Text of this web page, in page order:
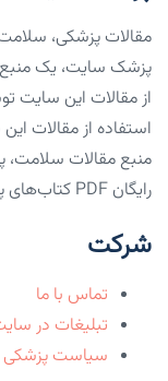
مقالات پزشکی،
پزشک سایت، یک
از مقالات این سایت
استفاده از مقالات
منبع مقالات سلامت،
رایگان PDF کتاب‌های پزشکی.
شرکت
تماس با ما
تبلیغات در
سیاست